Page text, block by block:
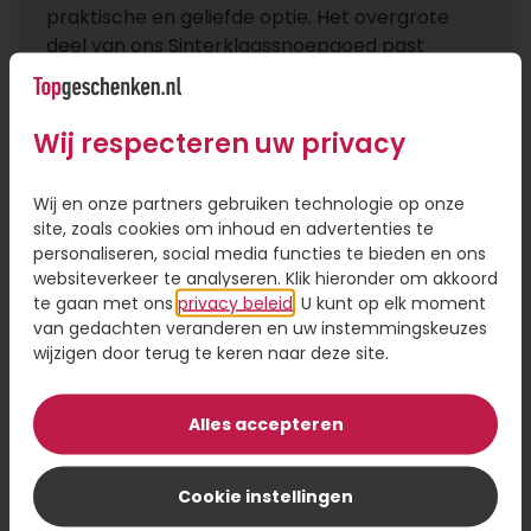
praktische en geliefde optie. Het overgrote
deel van ons Sinterklaassnoepgoed past
gemakkelijk door de brievenbus en is dus de
perfecte keuze voor een bezorging die geen
fysieke aanwezigheid vereist. Dit maakt het
eenvoudig om al je medewerkers, ongeacht
viering. Topgeschenken.nl neemt de logistiek
graag voor je uit handen. Bestel je een grote
oplage voor meer dan 100 collega’s? Wij
helpen je om alle adressen te verwerken zodat
jij alleen maar om hoeft te kijken naar de leuke
reacties van je personeel!
Sinterklaas vieren op kantoor
Vier je het Sinterklaasfeest liever op kantoor?
Ook daarvoor biedt Topgeschenken.nl talloze
mogelijkheden. Denk bijvoorbeeld aan luxe
Wij respecteren uw privacy
Wij en onze partners gebruiken technologie op onze
site, zoals cookies om inhoud en advertenties te
personaliseren, social media functies te bieden en ons
websiteverkeer te analyseren. Klik hieronder om akkoord
te gaan met ons privacy beleid . U kunt op elk moment
van gedachten veranderen en uw instemmingskeuzes
wijzigen door terug te keren naar deze site.
Alles accepteren
Cookie instellingen